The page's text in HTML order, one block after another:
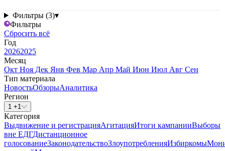
Фильтры (3)▾
Фильтры
Сбросить всё
Год
20262025
Месяц
Окт Ноя Дек Янв Фев Мар Апр Май Июн Июл Авг Сен
Тип материала
НовостьОбзорыАналитика
Регион
1 +1
Категория
Выдвижение и регистрацияАгитацияИтоги кампанииВыборы
вне ЕДГДистанционное
голосованиеЗаконодательствоЗлоупотребленияИзбиркомы